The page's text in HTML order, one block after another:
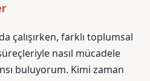
çalışırken, farklı toplumsal
nasıl mücadele
buluyorum. Kimi zaman